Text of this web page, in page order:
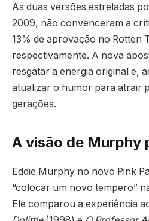
As duas versões estreladas
2009, não convenceram a
13% de aprovação no Rotten
respectivamente. A nova
resgatar a energia original e,
atualizar o humor para atrair
gerações.
A visão de Murphy
Eddie Murphy no novo Pink
“colocar um novo tempero”
Ele comparou a experiência